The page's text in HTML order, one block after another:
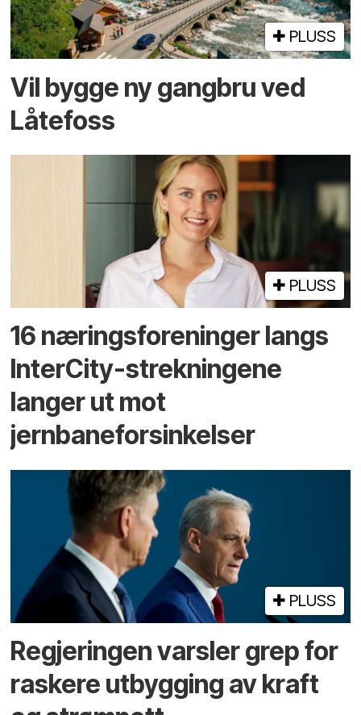
PLUSS
Vil bygge ny gangbru ved
Låtefoss
PLUSS
16 næringsforeninger langs
InterCity-strekningene
langer ut mot
jernbaneforsinkelser
PLUSS
Regjeringen varsler grep for
raskere utbygging av kraft